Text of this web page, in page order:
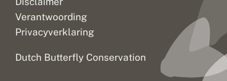
Verantwoording
Privacyverklaring
Dutch Butterfly Conservation